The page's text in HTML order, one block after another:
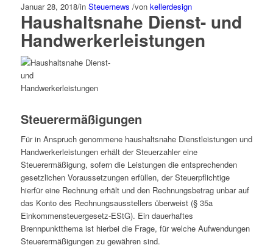
Januar 28, 2018/in Steuernews /von kellerdesign
Haushaltsnahe Dienst- und
Handwerkerleistungen
Steuerermäßigungen
Für in Anspruch genommene haushaltsnahe Dienstleistungen und
Handwerkerleistungen erhält der Steuerzahler eine
Steuerermäßigung, sofern die Leistungen die entsprechenden
gesetzlichen Voraussetzungen erfüllen, der Steuerpflichtige
hierfür eine Rechnung erhält und den Rechnungsbetrag unbar auf
das Konto des Rechnungsausstellers überweist (§ 35a
Einkommensteuergesetz-EStG). Ein dauerhaftes
Brennpunktthema ist hierbei die Frage, für welche Aufwendungen
Steuerermäßigungen zu gewähren sind.